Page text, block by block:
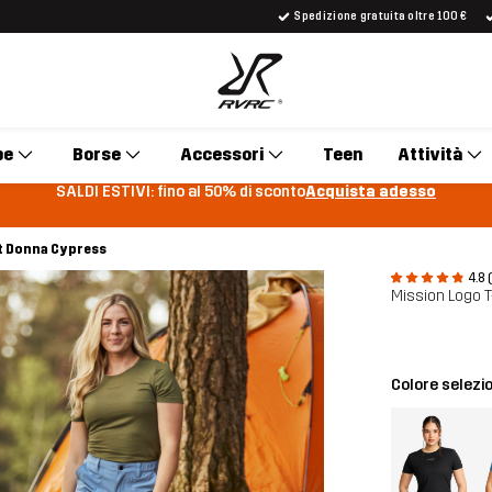
Spedizione gratuita oltre 100 €
Borse Accessori Teen Attività
SALDI ESTIVI: fino al 50% di scontoAcquista adesso
Cypress
4.8
Mission Logo
Colore